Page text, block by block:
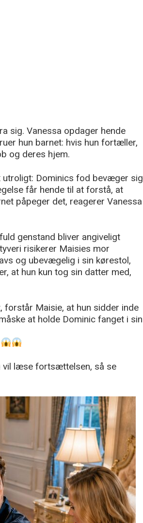
sig. Vanessa opdager hende
hun barnet: hvis hun fortæller,
og deres hjem.
Dominics fod bevæger sig
får hende til at forstå, at
påpeger det, reagerer Vanessa
genstand bliver angiveligt
risikerer Maisies mor
og ubevægelig i sin kørestol,
at hun kun tog sin datter med,
forstår Maisie, at hun sidder inde
at holde Dominic fanget i sin
vil læse fortsættelsen, så se